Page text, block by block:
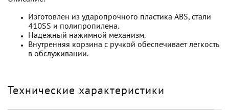
Изготовлен из ударопрочного пластика ABS, стали
410SS и полипропилена.
Надежный нажимной механизм.
Внутренняя корзина с ручкой обеспечивает легкость
в обслуживании.
Технические характеристики